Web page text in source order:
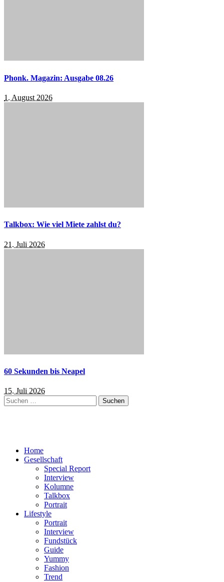
Phonk. Magazin: Ausgabe 08.26
1. August 2026
Talkbox: Wie viel Miete zahlst du?
21. Juli 2026
60 Sekunden bis Neapel
15. Juli 2026
Suchen
nach:
Home
Gesellschaft
Special Report
Interview
Kolumne
Talkbox
Portrait
Lifestyle
Portrait
Interview
Fundstück
Guide
Yummy
Fashion
Trend